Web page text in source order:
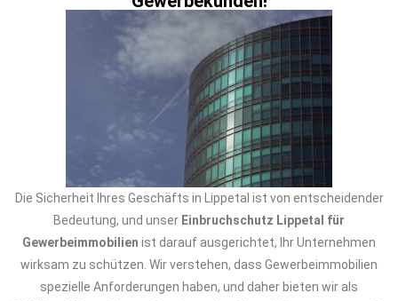
Die Sicherheit Ihres Geschäfts in Lippetal ist von entscheidender
Bedeutung, und unser Einbruchschutz Lippetal für
Gewerbeimmobilien ist darauf ausgerichtet, Ihr Unternehmen
wirksam zu schützen. Wir verstehen, dass Gewerbeimmobilien
spezielle Anforderungen haben, und daher bieten wir als